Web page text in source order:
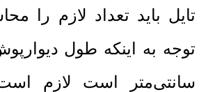
تایل باید تعداد لازم را
سانتی‌متر است لازم